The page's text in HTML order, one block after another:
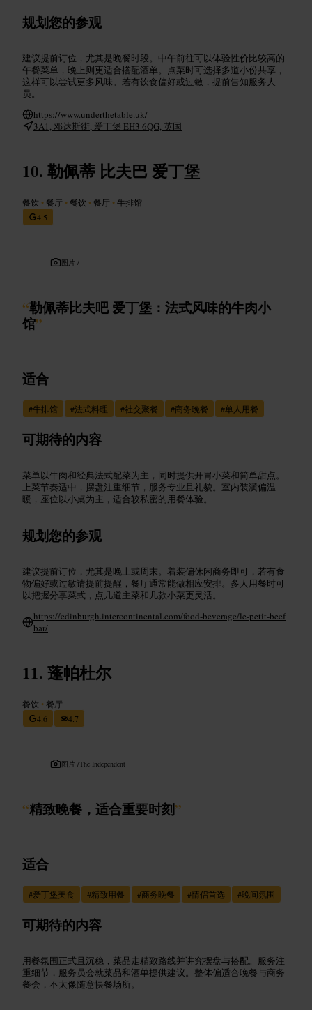
规划您的参观
建议提前订位，尤其是晚餐时段。中午前往可以体验性价比较高的
午餐菜单，晚上则更适合搭配酒单。点菜时可选择多道小份共享，
这样可以尝试更多风味。若有饮食偏好或过敏，提前告知服务人
员。
https://www.underthetable.uk/
3A1, 邓达斯街, 爱丁堡 EH3 6QG, 英国
勒佩蒂 比夫巴 爱丁堡
餐饮 •餐厅 •餐饮 •餐厅 •牛排馆
4.5
图片 /
“勒佩蒂比夫吧 爱丁堡：法式风味的牛肉小
馆”
适合
#牛排馆 #法式料理 #社交聚餐 #商务晚餐 #单人用餐
可期待的内容
菜单以牛肉和经典法式配菜为主，同时提供开胃小菜和简单甜点。
上菜节奏适中，摆盘注重细节，服务专业且礼貌。室内装潢偏温
暖，座位以小桌为主，适合较私密的用餐体验。
规划您的参观
建议提前订位，尤其是晚上或周末。着装偏休闲商务即可，若有食
物偏好或过敏请提前提醒，餐厅通常能做相应安排。多人用餐时可
以把握分享菜式，点几道主菜和几款小菜更灵活。
https://edinburgh.intercontinental.com/food-beverage/le-petit-beef
bar/
蓬帕杜尔
餐饮 •餐厅
4.6
4.7
图片 /The Independent
“精致晚餐，适合重要时刻”
适合
#爱丁堡美食 #精致用餐 #商务晚餐 #情侣首选 #晚间氛围
可期待的内容
用餐氛围正式且沉稳，菜品走精致路线并讲究摆盘与搭配。服务注
重细节，服务员会就菜品和酒单提供建议。整体偏适合晚餐与商务
餐会，不太像随意快餐场所。